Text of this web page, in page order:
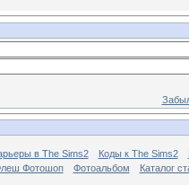
в The Sims2 Коды к The Sims2
Фотошоп
Фотоальбом Каталог